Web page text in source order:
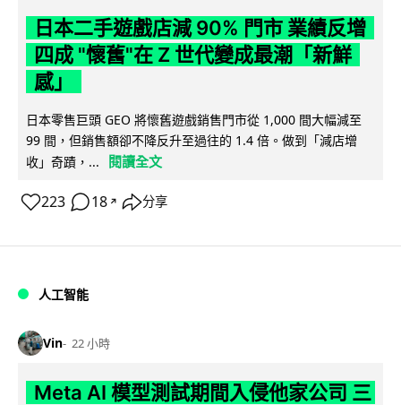
日本二手遊戲店減 90% 門市 業績反增
四成 "懷舊"在 Z 世代變成最潮「新鮮
感」
日本零售巨頭 GEO 將懷舊遊戲銷售門市從 1,000 間大幅減至
99 間，但銷售額卻不降反升至過往的 1.4 倍。做到「減店增
收」奇蹟，...
閱讀全文
223 18 ↗ 分享
人工智能
Vin 22 小時
Meta AI 模型測試期間入侵他家公司 三